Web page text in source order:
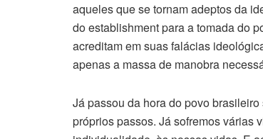
aqueles que se tornam adeptos da
do establishment para a tomada do
acreditam em suas falácias
apenas a massa de manobra
Já passou da hora do povo
próprios passos. Já sofremos várias